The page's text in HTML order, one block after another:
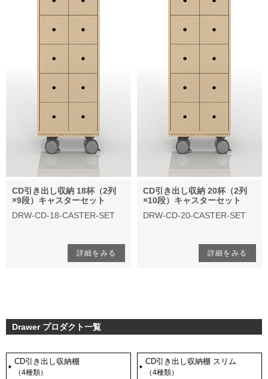
CD引き出し収納 18杯（2列
×9段）キャスターセット
DRW-CD-18-CASTER-SET
詳細をみる
CD引き出し収納 20杯（2列
×10段）キャスターセット
DRW-CD-20-CASTER-SET
詳細をみる
Drawer プロダクト一覧
CD引き出し収納棚
（4種類）
CD引き出し収納棚 スリム
（4種類）